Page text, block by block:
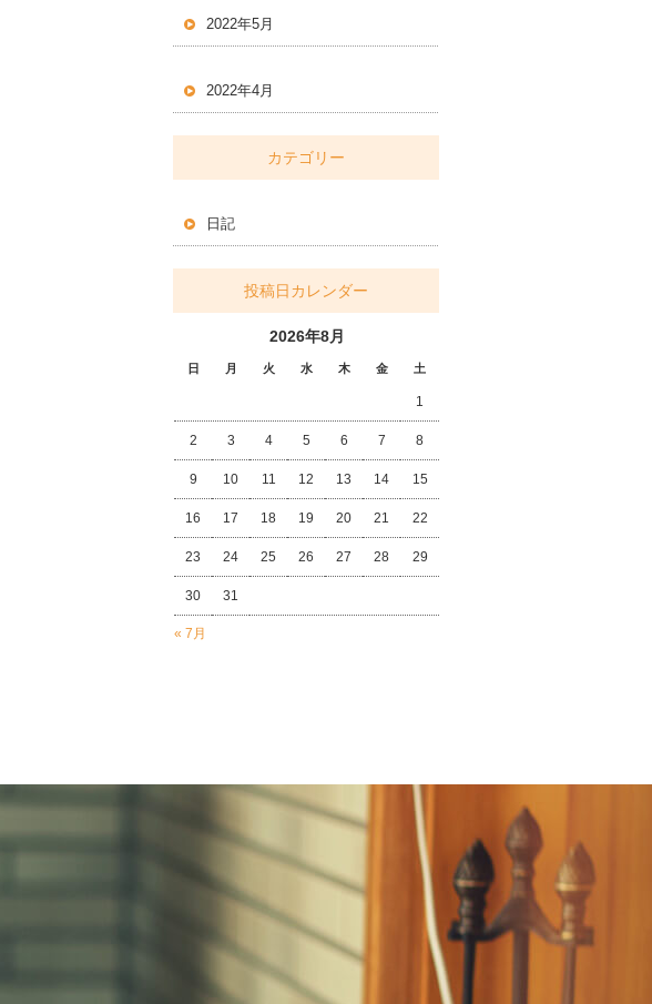
2022年5月
2022年4月
カテゴリー
日記
投稿日カレンダー
2026年8月
日 月 火 水 木 金 土
« 7月
1
2 3 4 5 6 7 8
9 10 11 12 13 14 15
16 17 18 19 20 21 22
23 24 25 26 27 28 29
30 31